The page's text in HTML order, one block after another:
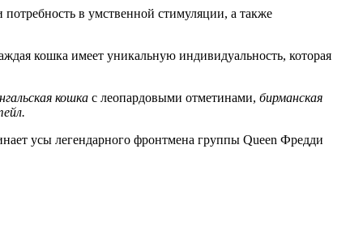
в умственной стимуляции, а также
кошка имеет уникальную индивидуальность, которая
кошка с леопардовыми отметинами, бирманская
усы легендарного фронтмена группы Queen Фредди